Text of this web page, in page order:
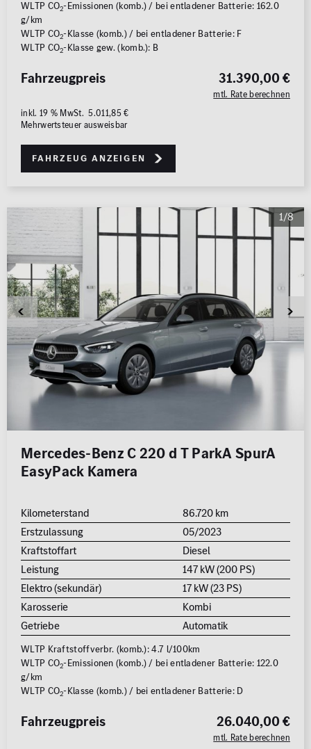
WLTP CO2-Emissionen (komb.) / bei entladener Batterie: 162.0
g/km
WLTP CO2-Klasse (komb.) / bei entladener Batterie: F
WLTP CO2-Klasse gew. (komb.): B
31.390,00 €
mtl. Rate berechnen
Fahrzeugpreis
inkl. 19 % MwSt. 5.011,85 €
Mehrwertsteuer ausweisbar
Fahrzeug anzeigen
1/8
Mercedes-Benz C 220 d T ParkA SpurA
EasyPack Kamera
Kilometerstand
86.720 km
Erstzulassung
05/2023
Kraftstoffart
Diesel
Leistung
147 kW (200 PS)
Elektro (sekundär)
17 kW (23 PS)
Karosserie
Kombi
Getriebe
Automatik
WLTP Kraftstoffverbr. (komb.): 4.7 l/100km
WLTP CO2-Emissionen (komb.) / bei entladener Batterie: 122.0
g/km
WLTP CO2-Klasse (komb.) / bei entladener Batterie: D
26.040,00 €
mtl. Rate berechnen
Fahrzeugpreis